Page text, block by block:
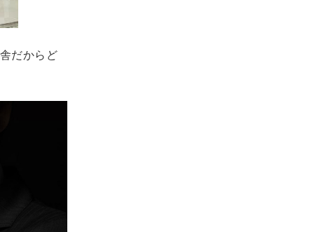
だからど